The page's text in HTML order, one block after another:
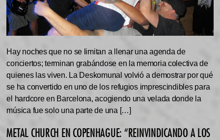
Hay noches que no se limitan a llenar una agenda de
conciertos; terminan grabándose en la memoria colectiva de
quienes las viven. La Deskomunal volvió a demostrar por qué
se ha convertido en uno de los refugios imprescindibles para
el hardcore en Barcelona, acogiendo una velada donde la
música fue solo una parte de una […]
METAL CHURCH EN COPENHAGUE: “REINVINDICANDO A LOS